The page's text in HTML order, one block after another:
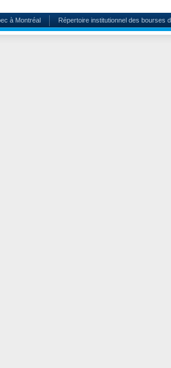
à Montréal Répertoire institutionnel des bourses